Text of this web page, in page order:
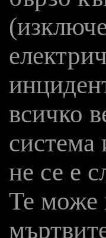
всичко
система
не се е
Те може